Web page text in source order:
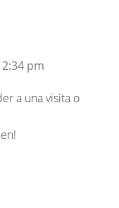
pm
a una visita o